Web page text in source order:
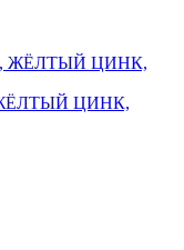
ЖЁЛТЫЙ ЦИНК,